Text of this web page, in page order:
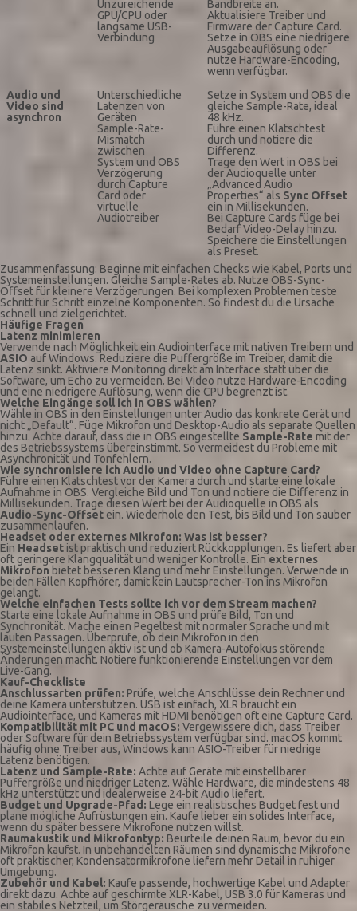
Unzureichende
GPU/CPU oder
langsame USB-
Verbindung
Bandbreite an.
Aktualisiere Treiber und
Firmware der Capture Card.
Setze in OBS eine niedrigere
Ausgabeauflösung oder
nutze Hardware-Encoding,
wenn verfügbar.
Audio und
Video sind
asynchron
Unterschiedliche
Latenzen von
Geräten
Sample-Rate-
Mismatch
zwischen
System und OBS
Verzögerung
durch Capture
Card oder
virtuelle
Audiotreiber
Setze in System und OBS die
gleiche Sample-Rate, ideal
48 kHz.
Führe einen Klatschtest
durch und notiere die
Differenz.
Trage den Wert in OBS bei
der Audioquelle unter
„Advanced Audio
Properties“ als Sync Offset
ein in Millisekunden.
Bei Capture Cards füge bei
Bedarf Video-Delay hinzu.
Speichere die Einstellungen
als Preset.
Zusammenfassung: Beginne mit einfachen Checks wie Kabel, Ports und
Systemeinstellungen. Gleiche Sample-Rates ab. Nutze OBS-Sync-
Offset für kleinere Verzögerungen. Bei komplexen Problemen teste
Schritt für Schritt einzelne Komponenten. So findest du die Ursache
schnell und zielgerichtet.
Häufige Fragen
Latenz minimieren
Verwende nach Möglichkeit ein Audiointerface mit nativen Treibern und
ASIO auf Windows. Reduziere die Puffergröße im Treiber, damit die
Latenz sinkt. Aktiviere Monitoring direkt am Interface statt über die
Software, um Echo zu vermeiden. Bei Video nutze Hardware-Encoding
und eine niedrigere Auflösung, wenn die CPU begrenzt ist.
Welche Eingänge soll ich in OBS wählen?
Wähle in OBS in den Einstellungen unter Audio das konkrete Gerät und
nicht „Default“. Füge Mikrofon und Desktop-Audio als separate Quellen
hinzu. Achte darauf, dass die in OBS eingestellte Sample-Rate mit der
des Betriebssystems übereinstimmt. So vermeidest du Probleme mit
Asynchronität und Tonfehlern.
Wie synchronisiere ich Audio und Video ohne Capture Card?
Führe einen Klatschtest vor der Kamera durch und starte eine lokale
Aufnahme in OBS. Vergleiche Bild und Ton und notiere die Differenz in
Millisekunden. Trage diesen Wert bei der Audioquelle in OBS als
Audio-Sync-Offset ein. Wiederhole den Test, bis Bild und Ton sauber
zusammenlaufen.
Headset oder externes Mikrofon: Was ist besser?
Ein Headsetist praktisch und reduziert Rückkopplungen. Es liefert aber
oft geringere Klangqualität und weniger Kontrolle. Ein externes
Mikrofon bietet besseren Klang und mehr Einstellungen. Verwende in
beiden Fällen Kopfhörer, damit kein Lautsprecher-Ton ins Mikrofon
gelangt.
Welche einfachen Tests sollte ich vor dem Stream machen?
Starte eine lokale Aufnahme in OBS und prüfe Bild, Ton und
Synchronität. Mache einen Pegeltest mit normaler Sprache und mit
lauten Passagen. Überprüfe, ob dein Mikrofon in den
Systemeinstellungen aktiv ist und ob Kamera-Autofokus störende
Änderungen macht. Notiere funktionierende Einstellungen vor dem
Live-Gang.
Kauf-Checkliste
Anschlussarten prüfen: Prüfe, welche Anschlüsse dein Rechner und
deine Kamera unterstützen. USB ist einfach, XLR braucht ein
Audiointerface, und Kameras mit HDMI benötigen oft eine Capture Card.
Kompatibilität mit PC und macOS: Vergewissere dich, dass Treiber
oder Software für dein Betriebssystem verfügbar sind. macOS kommt
häufig ohne Treiber aus, Windows kann ASIO-Treiber für niedrige
Latenz benötigen.
Latenz und Sample-Rate: Achte auf Geräte mit einstellbarer
Puffergröße und niedriger Latenz. Wähle Hardware, die mindestens 48
kHz unterstützt und idealerweise 24-bit Audio liefert.
Budget und Upgrade-Pfad: Lege ein realistisches Budget fest und
plane mögliche Aufrüstungen ein. Kaufe lieber ein solides Interface,
wenn du später bessere Mikrofone nutzen willst.
Raumakustik und Mikrofontyp: Beurteile deinen Raum, bevor du ein
Mikrofon kaufst. In unbehandelten Räumen sind dynamische Mikrofone
oft praktischer, Kondensatormikrofone liefern mehr Detail in ruhiger
Umgebung.
Zubehör und Kabel: Kaufe passende, hochwertige Kabel und Adapter
direkt dazu. Achte auf geschirmte XLR-Kabel, USB 3.0 für Kameras und
ein stabiles Netzteil, um Störgeräusche zu vermeiden.